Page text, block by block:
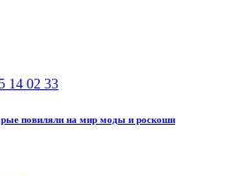
повиляли на мир моды и роскоши